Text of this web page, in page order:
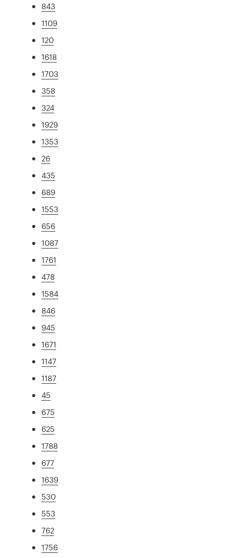
843
1109
120
1618
1703
358
324
1929
1353
26
435
689
1553
656
1087
1761
478
1584
846
945
1671
1147
1187
45
675
625
1788
677
1639
530
553
762
1756